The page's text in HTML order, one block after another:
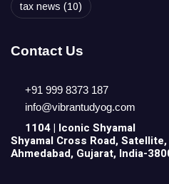
tax news (10)
Contact Us
+91 999 8373 187
info@vibrantudyog.com
1104 | Iconic Shyamal
Shyamal Cross Road, Satellite,
Ahmedabad, Gujarat, India-